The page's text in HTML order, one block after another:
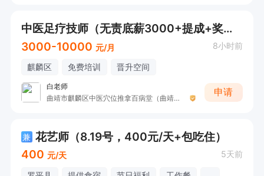
中医足疗技师（无责底薪3000+提成+奖金+中餐+节日福利+工资补助）
3000-10000 元/月 8小时前
麒麟区 免费培训 晋升空间
白老师
曲靖市麒麟区中医穴位推拿百病堂（曲靖市麒麟区逅宫养生屋）
申请
兼 花艺师（8.19号，400元/天+包吃住）
400 元/天 5天前